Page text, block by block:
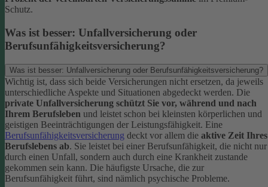
Schutz.
Was ist besser: Unfallversicherung oder
Berufsunfähigkeitsversicherung?
Was ist besser: Unfallversicherung oder Berufsunfähigkeitsversicherung?
Wichtig ist, dass sich beide Versicherungen nicht ersetzen, da jeweils
unterschiedliche Aspekte und Situationen abgedeckt werden. Die
private Unfallversicherung schützt Sie vor, während und nach
Ihrem Berufsleben und leistet schon bei kleinsten körperlichen und
geistigen Beeinträchtigungen der Leistungsfähigkeit. Eine
Berufsunfähigkeitsversicherung deckt vor allem die aktive Zeit Ihres
Berufslebens ab. Sie leistet bei einer Berufsunfähigkeit, die nicht nur
durch einen Unfall, sondern auch durch eine Krankheit zustande
gekommen sein kann. Die häufigste Ursache, die zur
Berufsunfähigkeit führt, sind nämlich psychische Probleme.